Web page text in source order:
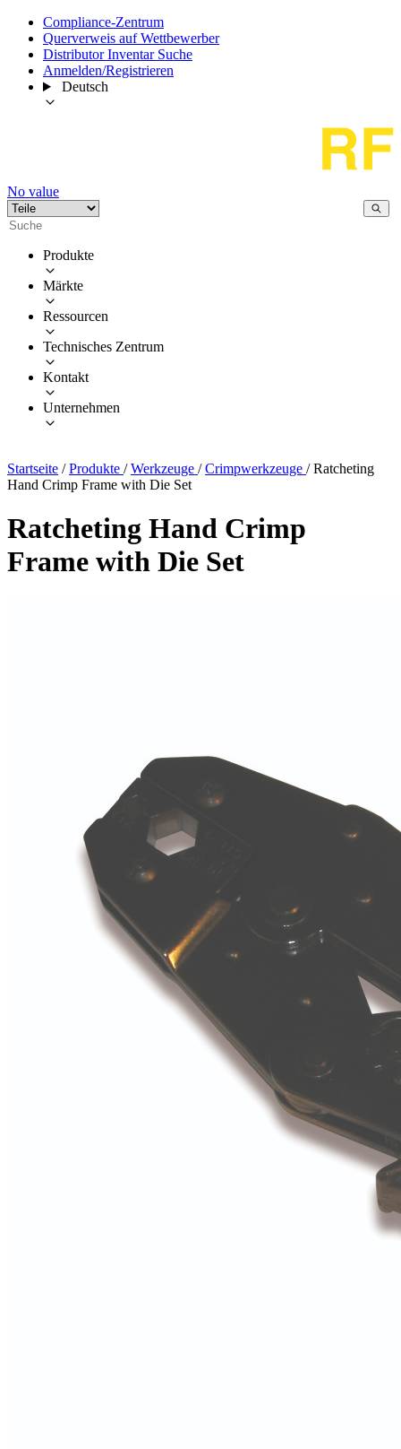
Compliance-Zentrum
Querverweis auf Wettbewerber
Distributor Inventar Suche
Anmelden/Registrieren
Deutsch
No value
Produkte
Märkte
Ressourcen
Technisches Zentrum
Kontakt
Unternehmen
Startseite / Produkte / Werkzeuge / Crimpwerkzeuge / Ratcheting
Hand Crimp Frame with Die Set
Ratcheting Hand Crimp
Frame with Die Set